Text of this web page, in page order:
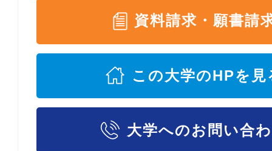
資料請求・願書請
この大学のHPを見
大学へのお問い合